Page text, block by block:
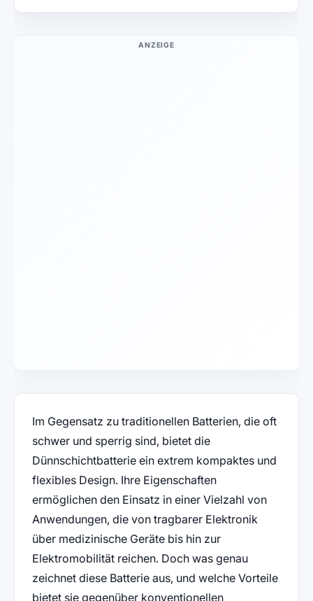
ANZEIGE
Im Gegensatz zu traditionellen Batterien, die oft
schwer und sperrig sind, bietet die
Dünnschichtbatterie ein extrem kompaktes und
flexibles Design. Ihre Eigenschaften
ermöglichen den Einsatz in einer Vielzahl von
Anwendungen, die von tragbarer Elektronik
über medizinische Geräte bis hin zur
Elektromobilität reichen. Doch was genau
zeichnet diese Batterie aus, und welche Vorteile
bietet sie gegenüber konventionellen